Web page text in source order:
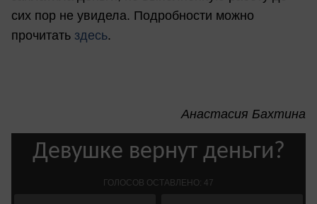
сих пор не увидела. Подробности можно
прочитать здесь.
Анастасия Бахтина